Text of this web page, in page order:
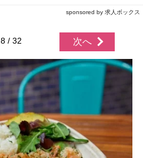
sponsored by 求人ボックス
8 / 32 次へ